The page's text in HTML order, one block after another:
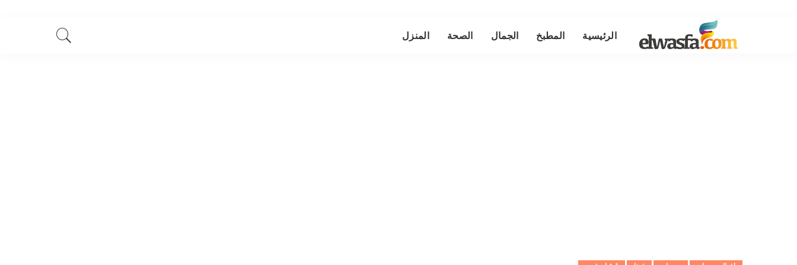
الرئيسية المطبخ الجمال الصحة المنزل